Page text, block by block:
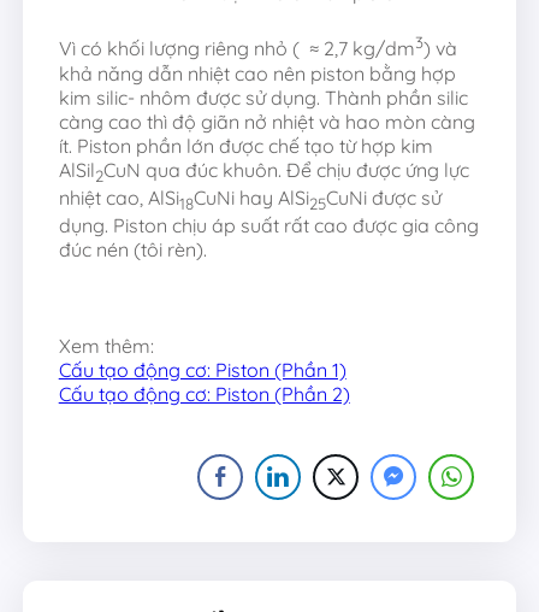
Vì có khối lượng riêng nhỏ ( ≈ 2,7 kg/dm3) và
khả năng dẫn nhiệt cao nên piston bằng hợp
kim silic- nhôm được sử dụng. Thành phần silic
càng cao thì độ giãn nở nhiệt và hao mòn càng
ít. Piston phần lớn được chế tạo từ hợp kim
AlSil2CuN qua đúc khuôn. Để chịu được ứng lực
nhiệt cao, AlSi18CuNi hay AlSi25CuNi được sử
dụng. Piston chịu áp suất rất cao được gia công
đúc nén (tôi rèn).
Xem thêm:
Cấu tạo động cơ: Piston (Phần 1)
Cấu tạo động cơ: Piston (Phần 2)